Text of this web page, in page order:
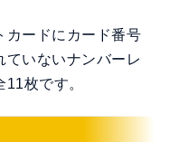
カードにカード番号
ていないナンバーレ
枚です。